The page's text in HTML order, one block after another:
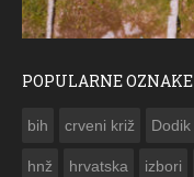
POPULARNE OZNAKE
bih crveni križ Dodik
hnž hrvatska izbori